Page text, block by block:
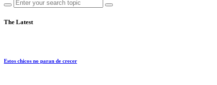
The Latest
Estos chicos no paran de crecer